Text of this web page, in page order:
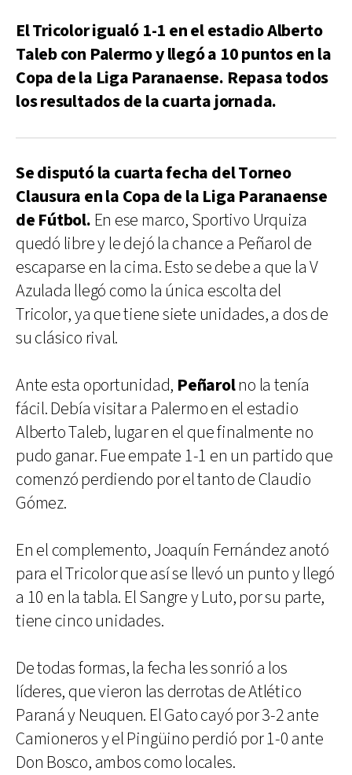
El Tricolor igualó 1-1 en el estadio Alberto
Taleb con Palermo y llegó a 10 puntos en la
Copa de la Liga Paranaense. Repasa todos
los resultados de la cuarta jornada.
Se disputó la cuarta fecha del Torneo
Clausura en la Copa de la Liga Paranaense
de Fútbol. En ese marco, Sportivo Urquiza
quedó libre y le dejó la chance a Peñarol de
escaparse en la cima. Esto se debe a que la V
Azulada llegó como la única escolta del
Tricolor, ya que tiene siete unidades, a dos de
su clásico rival.
Ante esta oportunidad, Peñarolno la tenía
fácil. Debía visitar a Palermo en el estadio
Alberto Taleb, lugar en el que finalmente no
pudo ganar. Fue empate 1-1 en un partido que
comenzó perdiendo por el tanto de Claudio
Gómez.
En el complemento, Joaquín Fernández anotó
para el Tricolor que así se llevó un punto y llegó
a 10 en la tabla. El Sangre y Luto, por su parte,
tiene cinco unidades.
De todas formas, la fecha les sonrió a los
líderes, que vieron las derrotas de Atlético
Paraná y Neuquen. El Gato cayó por 3-2 ante
Camioneros y el Pingüino perdió por 1-0 ante
Don Bosco, ambos como locales.